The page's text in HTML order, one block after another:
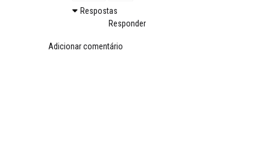
Respostas
Responder
Adicionar comentário